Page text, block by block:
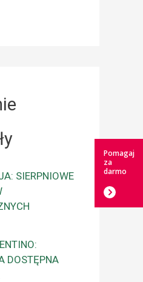
SIERPNIOWE
DOSTĘPNA
Pomagaj
za
darmo